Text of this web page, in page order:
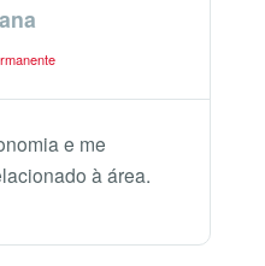
e me
à área.